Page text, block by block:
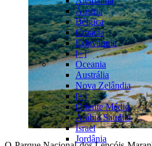
Áustria
Bélgica
Croácia
Eslováquia
[+]
Oceania
Austrália
Nova Zelândia
[+]
Oriente Médio
Arábia Saudita
Israel
Jordânia